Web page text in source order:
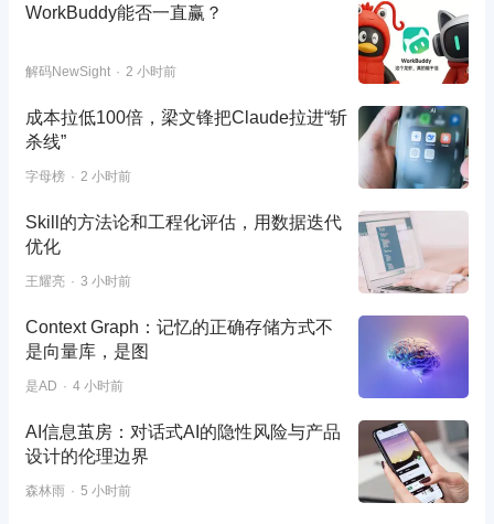
WorkBuddy能否一直赢？
解码NewSight 2 小时前
成本拉低100倍，梁文锋把Claude拉进“斩
杀线”
字母榜 2 小时前
Skill的方法论和工程化评估，用数据迭代
优化
王耀亮 3 小时前
Context Graph：记忆的正确存储方式不
是向量库，是图
是AD 4 小时前
AI信息茧房：对话式AI的隐性风险与产品
设计的伦理边界
森林雨 5 小时前